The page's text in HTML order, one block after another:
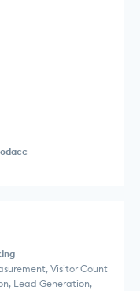
Visitor Count
Lead Generation,